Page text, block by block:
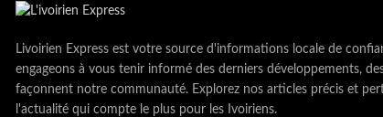
Livoirien Express est votre source d'informations locale de
engageons à vous tenir informé des derniers développements,
façonnent notre communauté. Explorez nos articles précis et
l'actualité qui compte le plus pour les Ivoiriens.